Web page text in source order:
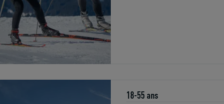
18-55 ans